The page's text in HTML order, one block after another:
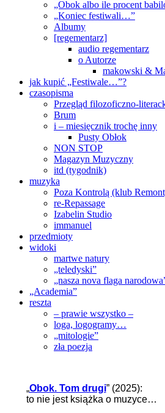
„Obok albo ile procent
„Koniec festiwali…”
Albumy
[regementarz]
audio regementarz
o Autorze
makowski &
jak kupić „Festiwale…”?
czasopisma
Przegląd filozoficzno-
Brum
i – miesięcznik trochę inny
Pusty Obłok
NON STOP
Magazyn Muzyczny
itd (tygodnik)
muzyka
Poza Kontrolą (klub
re-Repassage
Izabelin Studio
immanuel
przedmioty
widoki
martwe natury
„teledyski”
„nasza nova flaga
„Academia”
reszta
– prawie wszystko –
loga, logogramy…
„mitologie”
zła poezja
„Obok. Tom drugi” (2025):
to nie jest książka o muzyce…